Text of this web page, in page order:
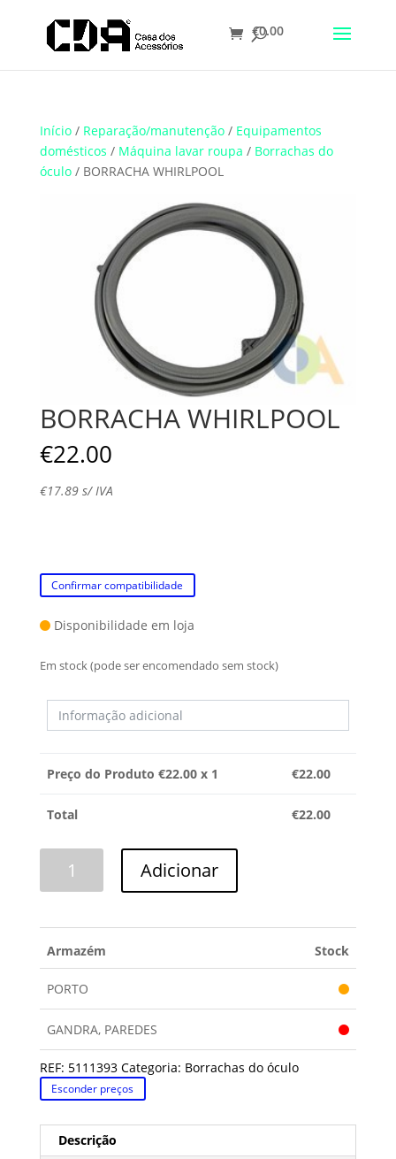
Translate
€0.00
Início/ Reparação/manutenção/ Equipamentos
domésticos / Máquina lavar roupa / Borrachas do
óculo/ BORRACHA WHIRLPOOL
BORRACHA WHIRLPOOL
€22.00
€17.89s/ IVA
Confirmar compatibilidade
Disponibilidade em loja
Em stock (pode ser encomendado sem stock)
Preço do Produto €22.00 x 1 €22.00
Total €22.00
Adicionar
Armazém Stock
PORTO
GANDRA, PAREDES
REF: 5111393 Categoria: Borrachas do óculo
Esconder preços
Descrição